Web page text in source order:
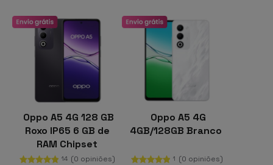
Oppo A5 4G 128 GB
Roxo IP65 6 GB de
RAM Chipset
Snapdragon 6s
14 (0 opiniões)
Oppo A5 4G
4GB/128GB Branco
1 (0 opiniões)